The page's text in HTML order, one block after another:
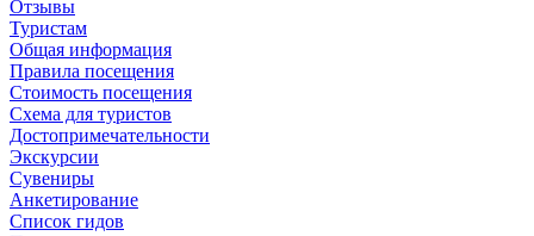
Отзывы
Туристам
Общая информация
Правила посещения
Стоимость посещения
Схема для туристов
Достопримечательности
Экскурсии
Сувениры
Анкетирование
Список гидов